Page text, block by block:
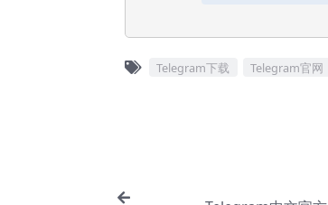
Telegram下载 Telegram官网